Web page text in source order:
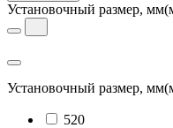
Установочный размер, мм
Установочный размер, мм
520